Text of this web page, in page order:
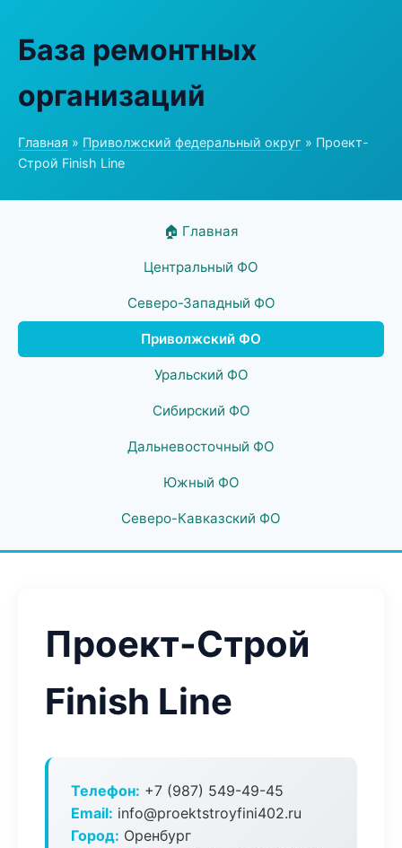
База ремонтных
организаций
Главная » Приволжский федеральный округ » Проект-
Строй Finish Line
🏠 Главная
Центральный ФО
Северо-Западный ФО
Приволжский ФО
Уральский ФО
Сибирский ФО
Дальневосточный ФО
Южный ФО
Северо-Кавказский ФО
Проект-Строй
Finish Line
Телефон: +7 (987) 549-49-45
Email: info@proektstroyfini402.ru
Город: Оренбург